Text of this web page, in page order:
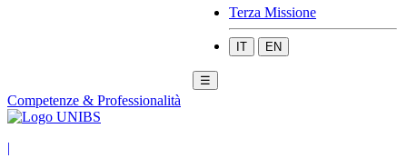
Terza Missione
IT EN
☰
Competenze & Professionalità
|